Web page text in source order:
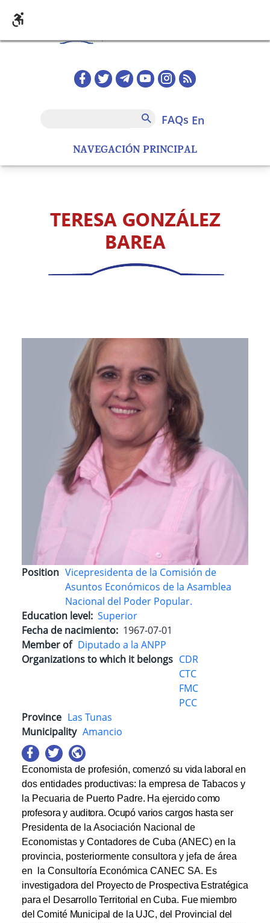
NAVEGACIÓN PRINCIPAL
Redes sociales home
FAQs
FAQs en
TERESA GONZÁLEZ
BAREA
Position Vicepresidenta de la Comisión de
Asuntos Económicos de la Asamblea
Nacional del Poder Popular.
Education level Superior
Fecha de nacimiento 1967-07-01
Member of Diputado a la ANPP
Organizations to which it belongs CDR
CTC
FMC
PCC
Province Las Tunas
Municipality Amancio
Economista de profesión, comenzó su vida laboralen
dos entidades productivas: la empresa de Tabacos y
la Pecuaria de Puerto Padre. Ha ejercido como
profesora y auditora. Ocupó varios cargos hasta ser
Presidenta de la Asociación Nacional de
Economistas y Contadores de Cuba (ANEC) en la
provincia, posteriormente consultora y jefa de área
en la Consultoría Económica CANEC SA. Es
investigadora del Proyecto de Prospectiva Estratégica
para el Desarrollo Territorial en Cuba. Fue miembro
del Comité Municipal de la UJC, del Provincial del